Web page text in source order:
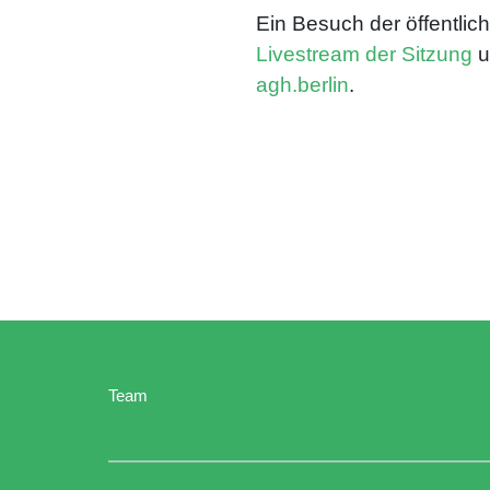
Ein Besuch der
Livestream der Sitzung
agh.berlin.
Team